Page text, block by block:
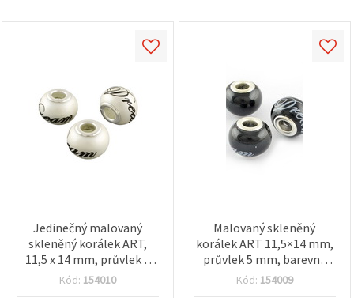
Jedinečný malovaný
skleněný korálek ART,
11,5 x 14 mm, průvlek 5
mm – ideální na ruční
Kód: 154010
Malovaný skleněný
korálek ART 11,5×14 mm,
průvlek 5 mm, barevný
motiv – pro kreativní
Kód: 154009